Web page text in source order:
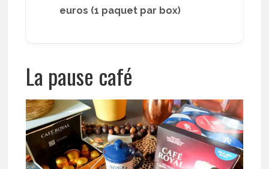
euros (1 paquet par box)
La pause café